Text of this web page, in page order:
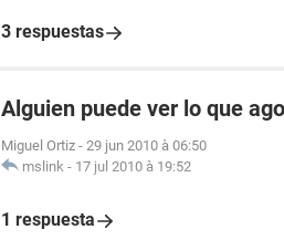
3 respuestas
Alguien puede ver lo que ago
Miguel Ortiz - 29 jun 2010 à 06:50
mslink - 17 jul 2010 à 19:52
1 respuesta